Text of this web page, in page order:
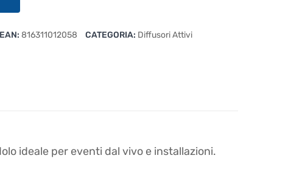
EAN: 816311012058 CATEGORIA: Diffusori Attivi
ideale per eventi dal vivo e installazioni.